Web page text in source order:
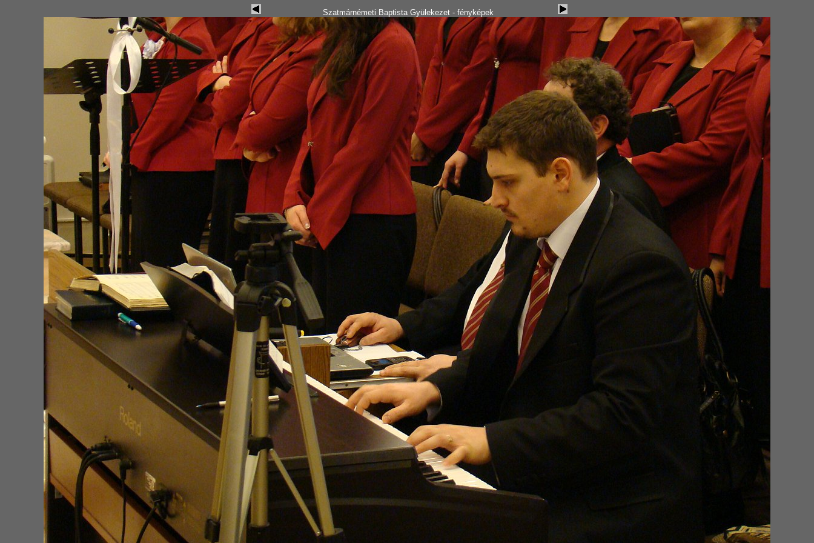
Szatmárnémeti Baptista Gyülekezet - fényképek